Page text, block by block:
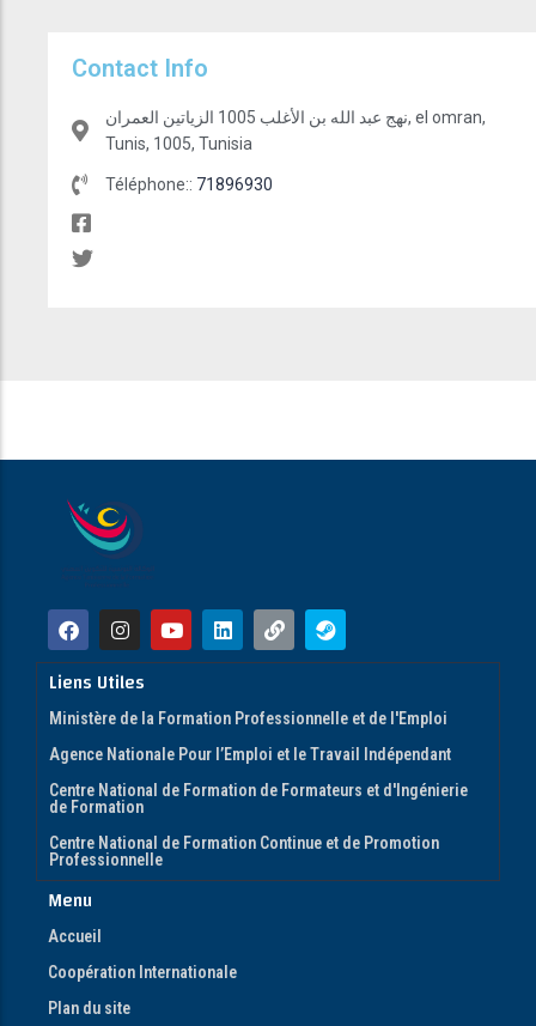
Contact Info
نهج عبد الله بن الأغلب 1005 الزياتين العمران, el omran,
Tunis, 1005, Tunisia
Téléphone:: 71896930
Liens Utiles
Ministère de la Formation Professionnelle et de l'Emploi
Agence Nationale Pour l’Emploi et le Travail Indépendant
Centre National de Formation de Formateurs et d'Ingénierie
de Formation
Centre National de Formation Continue et de Promotion
Professionnelle
Menu
Accueil
Coopération Internationale
Plan du site